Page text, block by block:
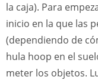
la caja). Para
inicio en la que las
(dependiendo de
hula hoop en el
meter los objetos.